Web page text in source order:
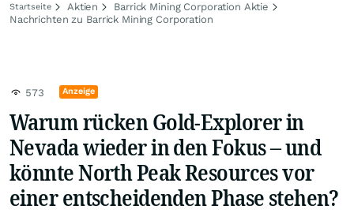
Startseite Aktien
Barrick Mining Corporation Aktie
Nachrichten zu Barrick Mining Corporation
573 Anzeige
Warum rücken Gold-Explorer in
Nevada wieder in den Fokus – und
könnte North Peak Resources vor
einer entscheidenden Phase stehen?